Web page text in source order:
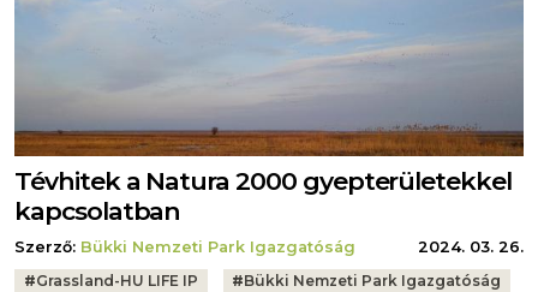
Tévhitek a Natura 2000 gyepterületekkel
kapcsolatban
Szerző: Bükki Nemzeti Park Igazgatóság
2024. 03. 26.
Tags:
#Grassland-HU LIFE IP #Bükki Nemzeti Park Igazgatóság